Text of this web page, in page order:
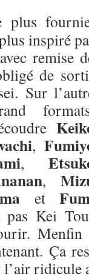
plus
inspiré
remise
de
Sur
,
,
,
et
Kei
Ça
l’air ridicule